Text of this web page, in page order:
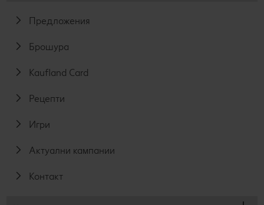
Предложения
Брошура
Kaufland Card
Рецепти
Игри
Актуални кампании
Контакт